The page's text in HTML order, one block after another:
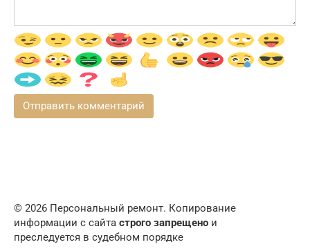
© 2026 Персональный ремонт. Копирование
информации с сайта строго запрещено и
преследуется в судебном порядке